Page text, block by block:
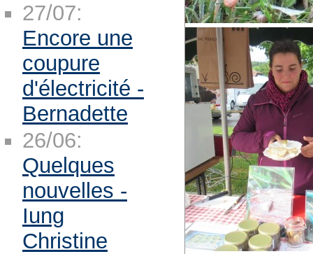
27/07:
Encore une
coupure
d'électricité -
Bernadette
26/06:
Quelques
nouvelles -
Iung
Christine